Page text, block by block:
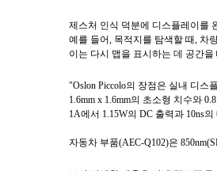
제스처 인식 덕분에 디스플레이를
예를 들어, 목적지를 탐색할 때, 차
이는 다시 맵을 표시하는 데 공간
"Oslon Piccolo의 장점은 실내 디
1.6mm x 1.6mm의 초소형 치수와
1A에서 1.15W의 DC 출력과 10ns
자동차 부품(AEC-Q102)은